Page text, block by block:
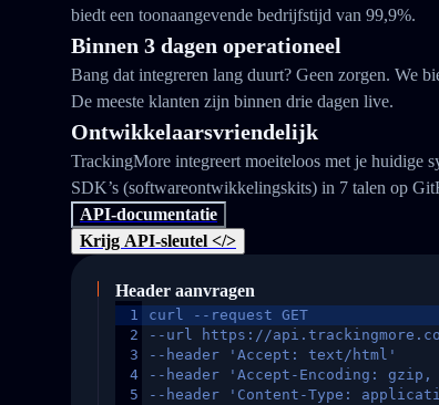
biedt een toonaangevende bedrijfstijd van 99,9%.
Binnen 3 dagen operationeel
Bang dat integreren lang duurt? Geen zorgen. We
De meeste klanten zijn binnen drie dagen live.
Ontwikkelaarsvriendelijk
TrackingMore integreert moeiteloos met je huidige
SDK’s (softwareontwikkelingskits) in 7 talen op
API-documentatie
Krijg API-sleutel </>
Header aanvragen
1
2
3
4
5
curl --request GET
--url https://api.trackingmore.com/
--header 'Accept: text/html'
--header 'Accept-Encoding:
--header 'Content-Type: